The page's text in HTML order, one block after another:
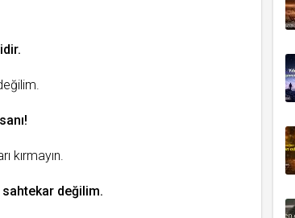
kırmayın.
değilim.